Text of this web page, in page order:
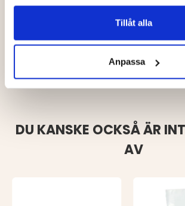
Tillåt alla
Anpassa
Varumärke
DU KANSKE OCKSÅ ÄR
AV